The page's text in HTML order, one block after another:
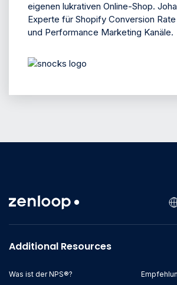
eigenen lukrativen Online-Shop.
Experte für Shopify Conversion
und Performance Marketing Kanäle.
Additional Resources
Was ist der NPS®?